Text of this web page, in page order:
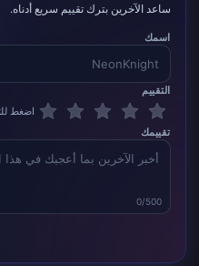
ساعد الآخرين بترك تقييم سريع أدناه.
اسمك
التقييم
اضغط
تقييمك
0/500